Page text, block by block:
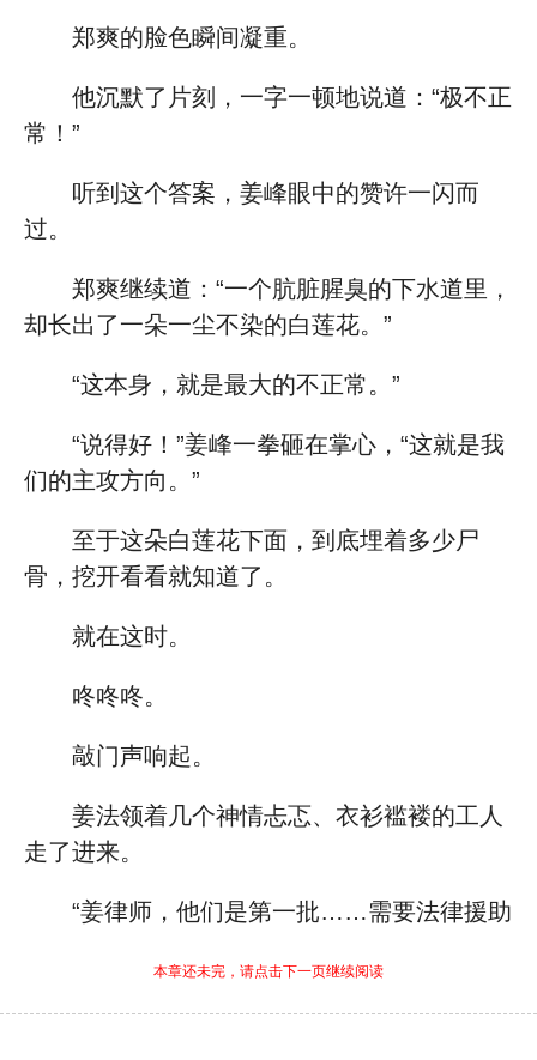
郑爽的脸色瞬间凝重。
他沉默了片刻，一字一顿地说道：“极不正
常！”
听到这个答案，姜峰眼中的赞许一闪而
过。
郑爽继续道：“一个肮脏腥臭的下水道里，
却长出了一朵一尘不染的白莲花。”
“这本身，就是最大的不正常。”
“说得好！”姜峰一拳砸在掌心，“这就是我
们的主攻方向。”
至于这朵白莲花下面，到底埋着多少尸
骨，挖开看看就知道了。
就在这时。
咚咚咚。
敲门声响起。
姜法领着几个神情忐忑、衣衫褴褛的工人
走了进来。
“姜律师，他们是第一批……需要法律援助
本章还未完，请点击下一页继续阅读